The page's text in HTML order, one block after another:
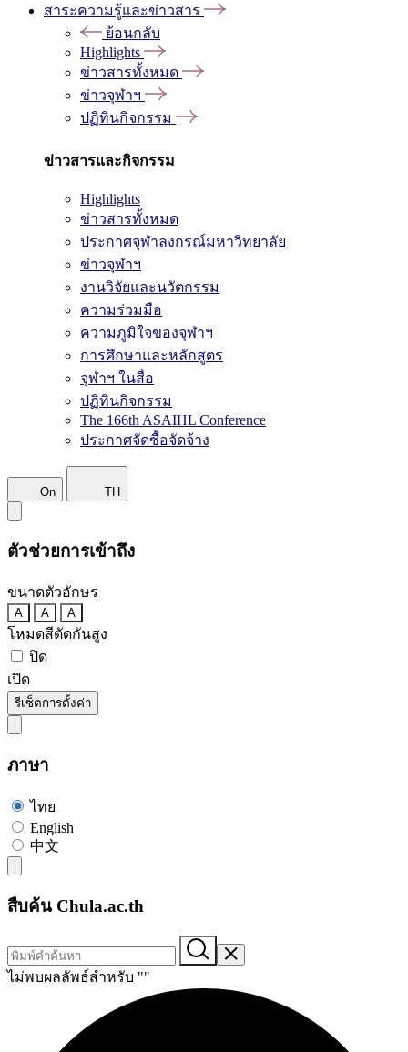
สาระความรู้และข่าวสาร
ย้อนกลับ
Highlights
ข่าวสารทั้งหมด
ข่าวจุฬาฯ
ปฏิทินกิจกรรม
ข่าวสารและกิจกรรม
Highlights
ข่าวสารทั้งหมด
ประกาศจุฬาลงกรณ์มหาวิทยาลัย
ข่าวจุฬาฯ
งานวิจัยและนวัตกรรม
ความร่วมมือ
ความภูมิใจของจุฬาฯ
การศึกษาและหลักสูตร
จุฬาฯ ในสื่อ
ปฏิทินกิจกรรม
The 166th ASAIHL Conference
ประกาศจัดซื้อจัดจ้าง
On TH
ตัวช่วยการเข้าถึง
ขนาดตัวอักษร
A A A
โหมดสีตัดกันสูง
ปิด
เปิด
รีเซ็ตการตั้งค่า
ภาษา
ไทย
English
中文
สืบค้น Chula.ac.th
ไม่พบผลลัพธ์สำหรับ ""